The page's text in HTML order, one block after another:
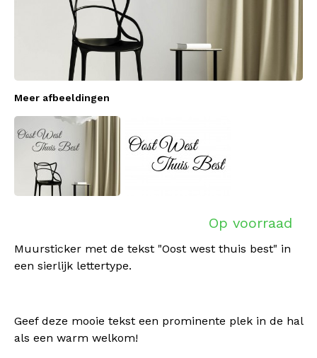
Meer afbeeldingen
Op voorraad
Muursticker met de tekst "Oost west thuis best" in
een sierlijk lettertype.
Geef deze mooie tekst een prominente plek in de hal
als een warm welkom!